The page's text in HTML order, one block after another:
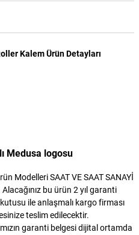
Kalem Ürün Detayları
Medusa logosu
Modelleri SAAT VE SAAT SANAYİ
bu ürün 2 yıl garanti
ile anlaşmalı kargo firması
teslim edilecektir.
garanti belgesi dijital ortamda